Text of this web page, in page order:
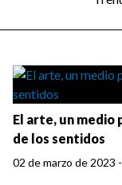
El arte, un medio
de los sentidos
02 de marzo de 2023